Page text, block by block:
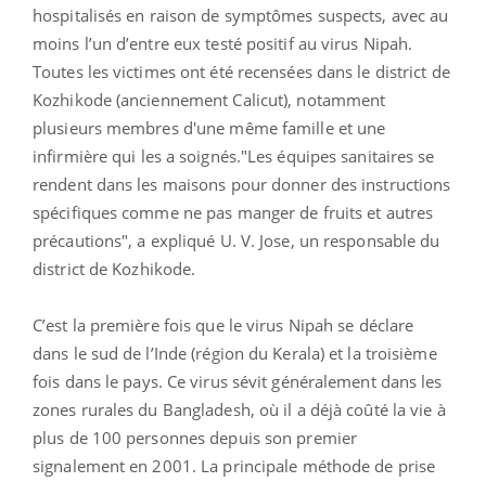
hospitalisés en raison de symptômes suspects, avec au
moins l’un d’entre eux testé positif au virus Nipah.
Toutes les victimes ont été recensées dans le district de
Kozhikode (anciennement Calicut), notamment
plusieurs membres d'une même famille et une
infirmière qui les a soignés."Les équipes sanitaires se
rendent dans les maisons pour donner des instructions
spécifiques comme ne pas manger de fruits et autres
précautions", a expliqué U. V. Jose, un responsable du
district de Kozhikode.
C’est la première fois que le virus Nipah se déclare
dans le sud de l’Inde (région du Kerala) et la troisième
fois dans le pays. Ce virus sévit généralement dans les
zones rurales du Bangladesh, où il a déjà coûté la vie à
plus de 100 personnes depuis son premier
signalement en 2001. La principale méthode de prise